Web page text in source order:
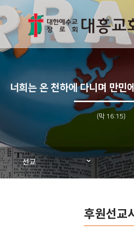
너희는 온 천하에 다니며 만민
(막 16:15)
선교
후원선교